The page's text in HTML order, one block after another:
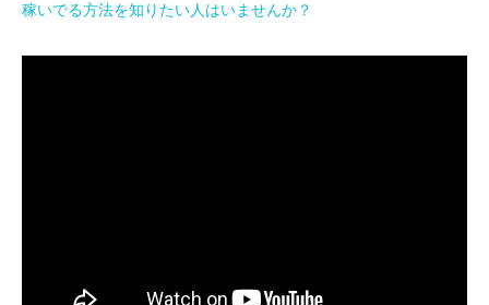
稼いでる方法を知りたい人はいませんか？